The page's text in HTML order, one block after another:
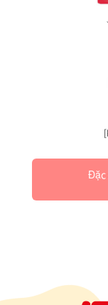
Đặc